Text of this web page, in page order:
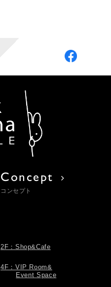
Concept
コンセプト
2F：Shop&Cafe
4F：VIP Room&
Event Space